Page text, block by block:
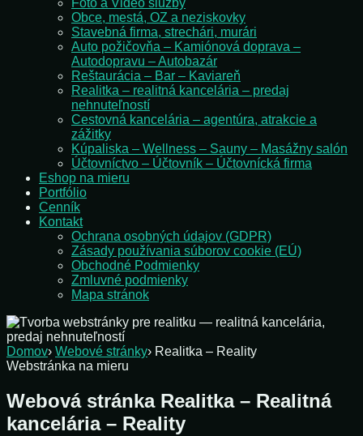
Foto a Video služby
Obce, mestá, OZ a neziskovky
Stavebná firma, strechári, murári
Auto požičovňa – Kamiónová doprava –
Autodopravu – Autobazár
Reštaurácia – Bar – Kaviareň
Realitka – realitná kancelária – predaj
nehnuteľností
Cestovná kancelária – agentúra, atrakcie a
zážitky
Kúpaliska – Wellness – Sauny – Masážny salón
Účtovníctvo – Účtovník – Účtovnícká firma
Eshop na mieru
Portfólio
Cenník
Kontakt
Ochrana osobných údajov (GDPR)
Zásady používania súborov cookie (EÚ)
Obchodné Podmienky
Zmluvné podmienky
Mapa stránok
Domov› Webové stránky› Realitka – Reality
Webstránka na mieru
Webová stránka Realitka – Realitná
kancelária – Reality